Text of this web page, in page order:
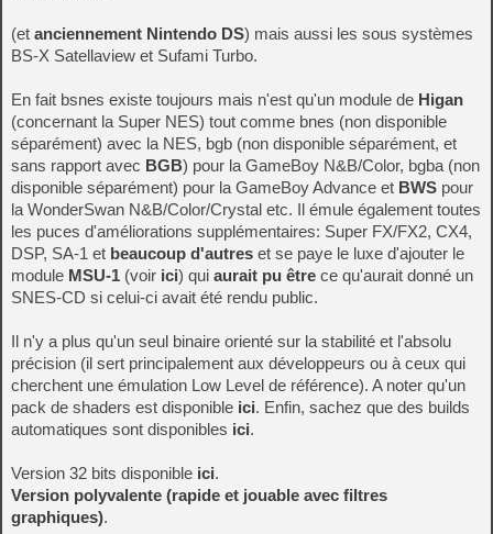
(et anciennement Nintendo DS) mais aussi les sous systèmes
BS-X Satellaview et Sufami Turbo.
En fait bsnes existe toujours mais n'est qu'un module de Higan
(concernant la Super NES) tout comme bnes (non disponible
séparément) avec la NES, bgb (non disponible séparément, et
sans rapport avec BGB) pour la GameBoy N&B/Color, bgba (non
disponible séparément) pour la GameBoy Advance et BWS pour
la WonderSwan N&B/Color/Crystal etc. Il émule également toutes
les puces d'améliorations supplémentaires: Super FX/FX2, CX4,
DSP, SA-1 et beaucoup d'autres et se paye le luxe d'ajouter le
module MSU-1 (voir ici) qui aurait pu être ce qu'aurait donné un
SNES-CD si celui-ci avait été rendu public.
Il n'y a plus qu'un seul binaire orienté sur la stabilité et l'absolu
précision (il sert principalement aux développeurs ou à ceux qui
cherchent une émulation Low Level de référence). A noter qu'un
pack de shaders est disponible ici. Enfin, sachez que des builds
automatiques sont disponibles ici.
Version 32 bits disponible ici.
Version polyvalente (rapide et jouable avec filtres
graphiques).